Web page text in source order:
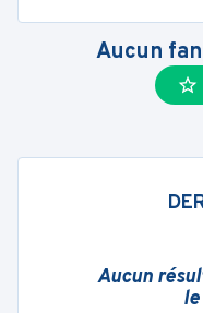
Aucun
Aucun